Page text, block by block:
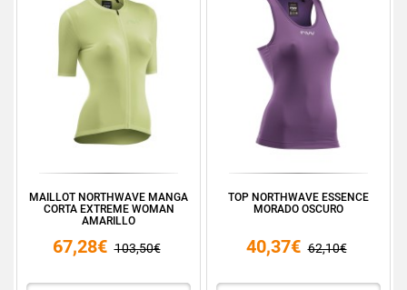
MAILLOT NORTHWAVE MANGA
CORTA EXTREME WOMAN
AMARILLO
67,28€ 103,50€
TOP NORTHWAVE ESSENCE
MORADO OSCURO
40,37€ 62,10€